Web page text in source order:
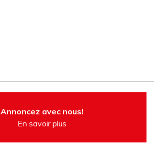
Annoncez avec nous!
En savoir plus